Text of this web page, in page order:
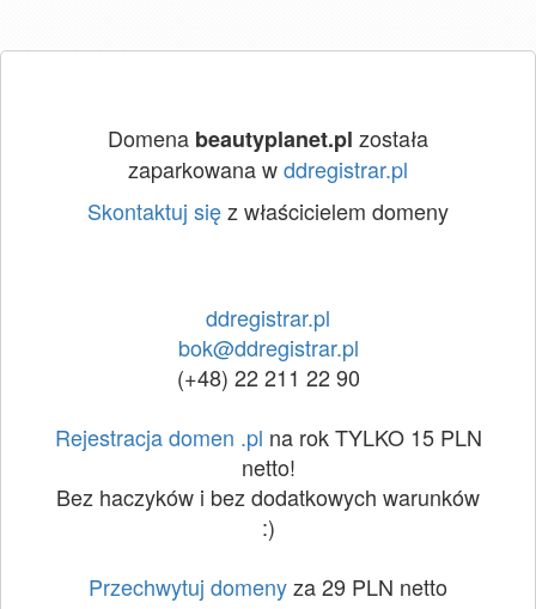
Domena beautyplanet.pl została
zaparkowana wddregistrar.pl
Skontaktuj sięz właścicielem domeny
ddregistrar.pl
bok@ddregistrar.pl
(+48) 22 211 22 90
Rejestracja domen .pl na rok TYLKO 15 PLN
netto!
Bez haczyków i bez dodatkowych warunków
:)
Przechwytuj domenyza 29 PLN netto